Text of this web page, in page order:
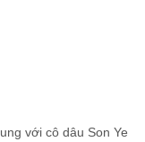
với cô dâu Son Ye